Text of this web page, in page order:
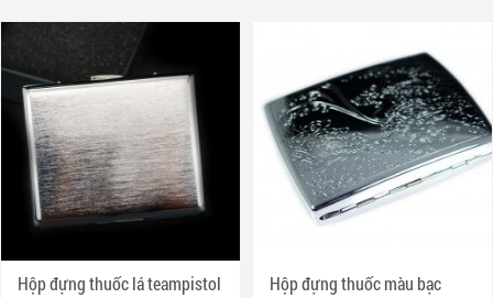
Hộp đựng thuốc lá teampistol
Hộp đựng thuốc màu bạc